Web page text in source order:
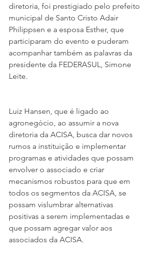
diretoria, foi prestigiado pelo prefeito
municipal de Santo Cristo Adair
Philippsen e a esposa Esther, que
participaram do evento e puderam
acompanhar também as palavras da
presidente da FEDERASUL, Simone
Leite.
Luiz Hansen, que é ligado ao
agronegócio, ao assumir a nova
diretoria da ACISA, busca dar novos
rumos a instituição e implementar
programas e atividades que possam
envolver o associado e criar
mecanismos robustos para que em
todos os segmentos da ACISA, se
possam vislumbrar alternativas
positivas a serem implementadas e
que possam agregar valor aos
associados da ACISA.